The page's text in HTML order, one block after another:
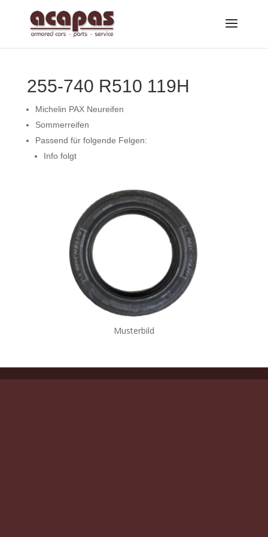
255-740 R510 119H
Michelin PAX Neureifen
Sommerreifen
Passend für folgende Felgen:
Info folgt
Musterbild